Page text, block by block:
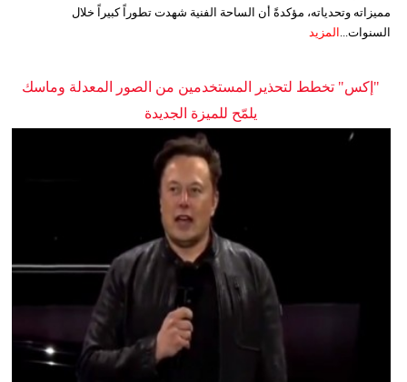
مميزاته وتحدياته، مؤكدةً أن الساحة الفنية شهدت تطوراً كبيراً خلال
السنوات... المزيد
"إكس" تخطط لتحذير المستخدمين من الصور المعدلة وماسك
يلمّح للميزة الجديدة